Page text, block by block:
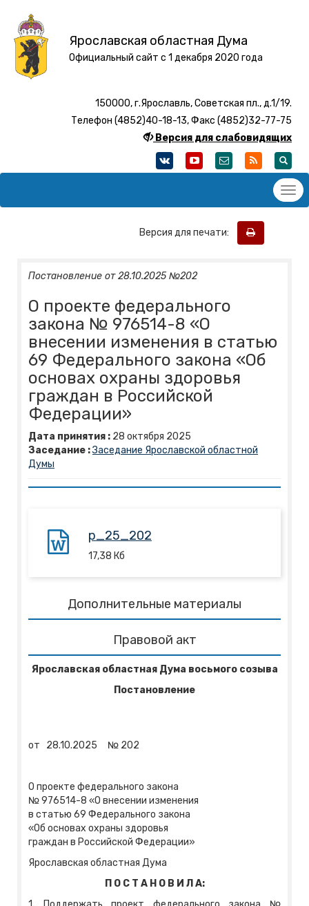
Ярославская областная Дума
Официальный сайт с 1 декабря 2020 года
150000, г.Ярославль, Советская пл., д.1/19.
Телефон (4852)40-18-13, Факс (4852)32-77-75
Версия для слабовидящих
Версия для печати:
Постановление от 28.10.2025 №202
О проекте федерального
закона № 976514-8 «О
внесении изменения в статью
69 Федерального закона «Об
основах охраны здоровья
граждан в Российской
Федерации»
Дата принятия : 28 октября 2025
Заседание :Заседание Ярославской областной
Думы
p_25_202
17,38 Кб
Дополнительные материалы
Правовой акт
Ярославская областная Дума восьмого созыва
Постановление
от 28.10.2025 № 202
О проекте федерального закона
№ 976514-8 «О внесении изменения
в статью 69 Федерального закона
«Об основах охраны здоровья
граждан в Российской Федерации»
Ярославская областная Дума
П О С Т А Н О В И Л А: